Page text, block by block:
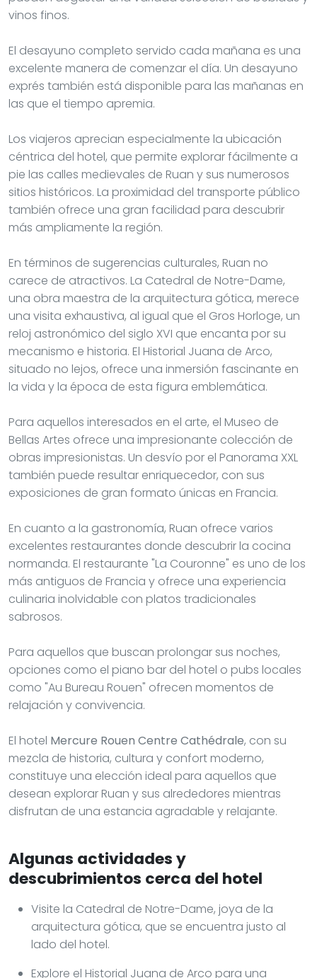
vinos finos.
El desayuno completo servido cada mañana es una
excelente manera de comenzar el día. Un desayuno
exprés también está disponible para las mañanas en
las que el tiempo apremia.
Los viajeros aprecian especialmente la ubicación
céntrica del hotel, que permite explorar fácilmente a
pie las calles medievales de Ruan y sus numerosos
sitios históricos. La proximidad del transporte público
también ofrece una gran facilidad para descubrir
más ampliamente la región.
En términos de sugerencias culturales, Ruan no
carece de atractivos. La Catedral de Notre-Dame,
una obra maestra de la arquitectura gótica, merece
una visita exhaustiva, al igual que el Gros Horloge, un
reloj astronómico del siglo XVI que encanta por su
mecanismo e historia. El Historial Juana de Arco,
situado no lejos, ofrece una inmersión fascinante en
la vida y la época de esta figura emblemática.
Para aquellos interesados en el arte, el Museo de
Bellas Artes ofrece una impresionante colección de
obras impresionistas. Un desvío por el Panorama XXL
también puede resultar enriquecedor, con sus
exposiciones de gran formato únicas en Francia.
En cuanto a la gastronomía, Ruan ofrece varios
excelentes restaurantes donde descubrir la cocina
normanda. El restaurante "La Couronne" es uno de los
más antiguos de Francia y ofrece una experiencia
culinaria inolvidable con platos tradicionales
sabrosos.
Para aquellos que buscan prolongar sus noches,
opciones como el piano bar del hotel o pubs locales
como "Au Bureau Rouen" ofrecen momentos de
relajación y convivencia.
El hotel Mercure Rouen Centre Cathédrale, con su
mezcla de historia, cultura y confort moderno,
constituye una elección ideal para aquellos que
desean explorar Ruan y sus alrededores mientras
disfrutan de una estancia agradable y relajante.
Algunas actividades y
descubrimientos cerca del hotel
Visite la Catedral de Notre-Dame, joya de la
arquitectura gótica, que se encuentra justo al
lado del hotel.
Explore el Historial Juana de Arco para una